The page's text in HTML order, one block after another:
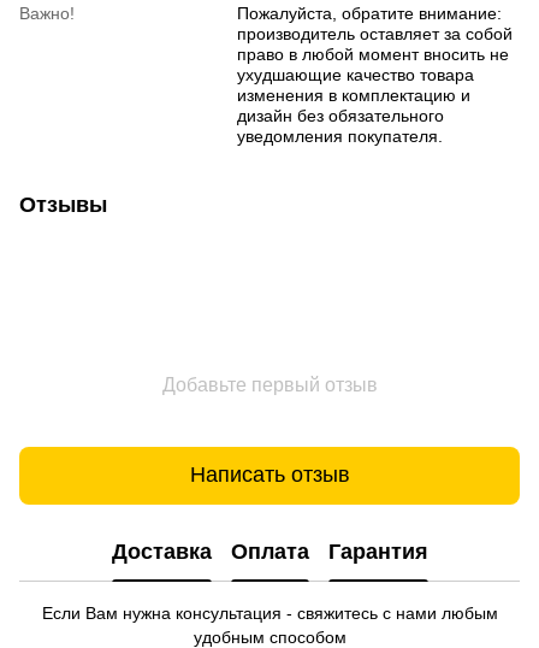
Важно!
Пожалуйста, обратите внимание:
производитель оставляет за собой
право в любой момент вносить не
ухудшающие качество товара
изменения в комплектацию и
дизайн без обязательного
уведомления покупателя.
Отзывы
Добавьте первый отзыв
Написать отзыв
Доставка Оплата Гарантия
Если Вам нужна консультация - свяжитесь с нами любым
удобным способом